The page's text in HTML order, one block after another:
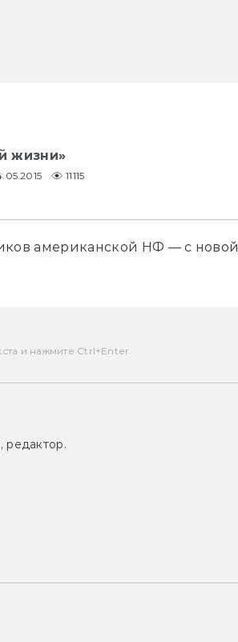
жизни»
11115
американской НФ — с новой
и нажмите Ctrl+Enter.
редактор.